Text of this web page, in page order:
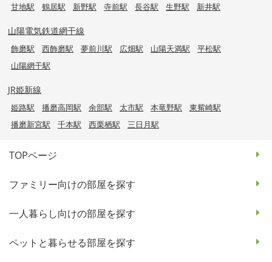
甘地駅
鶴居駅 新野駅 寺前駅 長谷駅 生野駅 新井駅
山陽電気鉄道網干線
飾磨駅 西飾磨駅 夢前川駅 広畑駅 山陽天満駅
平松駅
山陽網干駅
JR姫新線
姫路駅 播磨高岡駅 余部駅 太市駅 本竜野駅
東觜崎駅
播磨新宮駅
千本駅 西栗栖駅 三日月駅
TOPページ
ファミリー向けの部屋を探す
一人暮らし向けの部屋を探す
ペットと暮らせる部屋を探す